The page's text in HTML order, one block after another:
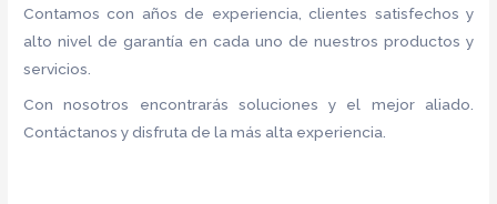
Contamos con años de experiencia, clientes satisfechos y
alto nivel de garantía en cada uno de nuestros productos y
servicios.
Con nosotros encontrarás soluciones y el mejor aliado.
Contáctanos y disfruta de la más alta experiencia.